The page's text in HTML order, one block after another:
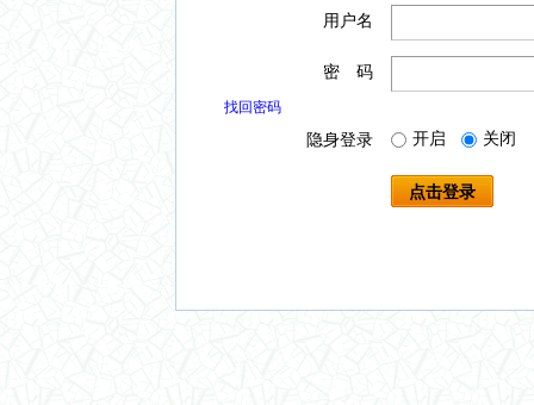
用户名
密 码
找回密码
隐身登录 开启 关闭
点击登录